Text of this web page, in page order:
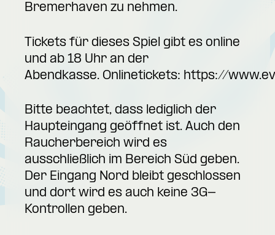
Bremerhaven zu nehmen.
Tickets für dieses Spiel gibt es online
und ab 18 Uhr an der
Abendkasse. Onlinetickets: https://
Bitte beachtet, dass lediglich der
Haupteingang geöffnet ist. Auch den
Raucherbereich wird es
ausschließlich im Bereich Süd geben.
Der Eingang Nord bleibt geschlossen
und dort wird es auch keine 3G-
Kontrollen geben.